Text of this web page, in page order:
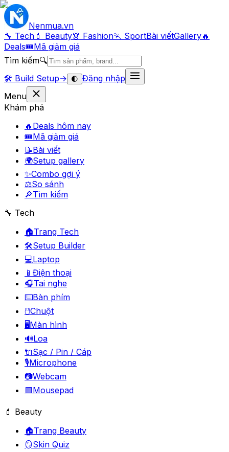
Nenmua.vn
🔧 Tech 💄 Beauty👗 Fashion🏃 SportBài viếtGallery🔥
Deals🎟Mã giảm giá
Tìm kiếm🔍
🛠️ Build Setup→ 🌓 Đăng nhập
Menu
Khám phá
🔥 Deals hôm nay
🎟Mã giảm giá
📝Bài viết
🌍Setup gallery
✨Combo gợi ý
⚖️So sánh
🔎Tìm kiếm
🔧 Tech
🏠Trang Tech
🛠️Setup Builder
💻Laptop
📱 Điện thoại
🎧Tai nghe
⌨️Bàn phím
🖱️Chuột
🖥️Màn hình
🔊Loa
🔌Sạc / Pin / Cáp
🎙️Microphone
📷Webcam
🟪Mousepad
💄 Beauty
🏠Trang Beauty
🪞Skin Quiz